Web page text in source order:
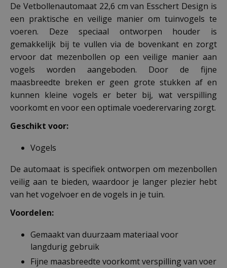
De Vetbollenautomaat 22,6 cm van Esschert Design is
een praktische en veilige manier om tuinvogels te
voeren. Deze speciaal ontworpen houder is
gemakkelijk bij te vullen via de bovenkant en zorgt
ervoor dat mezenbollen op een veilige manier aan
vogels worden aangeboden. Door de fijne
maasbreedte breken er geen grote stukken af en
kunnen kleine vogels er beter bij, wat verspilling
voorkomt en voor een optimale voederervaring zorgt.
Geschikt voor:
Vogels
De automaat is specifiek ontworpen om mezenbollen
veilig aan te bieden, waardoor je langer plezier hebt
van het vogelvoer en de vogels in je tuin.
Voordelen:
Gemaakt van duurzaam materiaal voor
langdurig gebruik
Fijne maasbreedte voorkomt verspilling van voer